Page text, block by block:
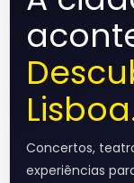
Concertos,
experiências